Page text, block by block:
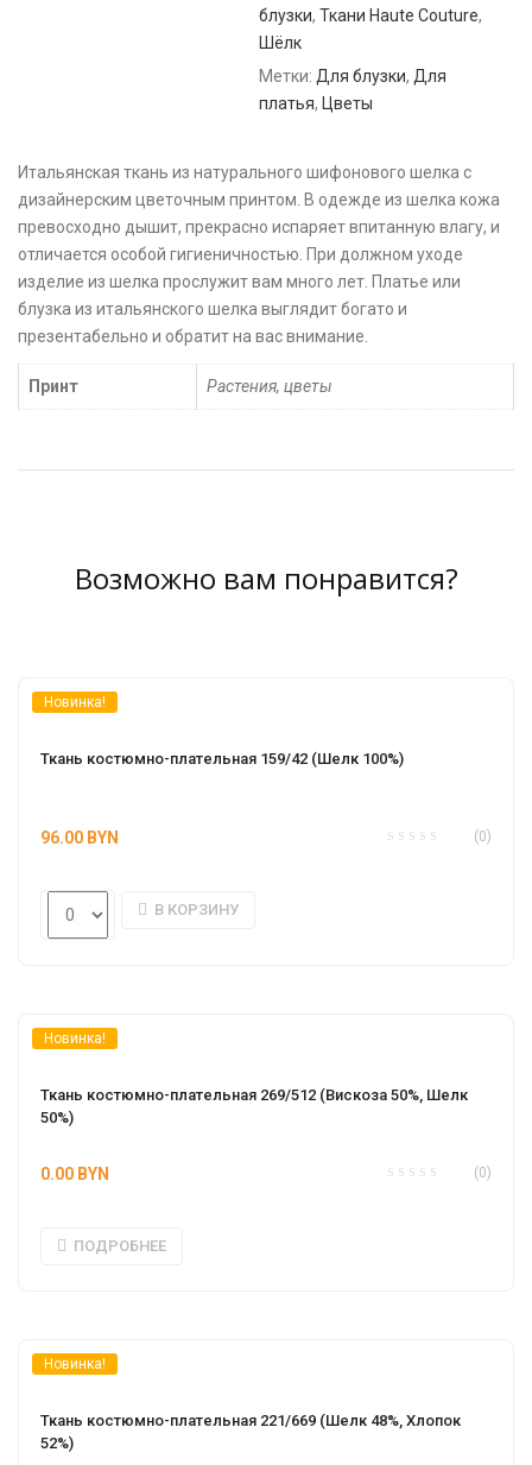
блузки,Ткани Haute Couture,
Шёлк
Метки: Для блузки, Для
платья,Цветы
Итальянская ткань из натурального шифонового шелка с
дизайнерским цветочным принтом. В одежде из шелка кожа
превосходно дышит, прекрасно испаряет впитанную влагу, и
отличается особой гигиеничностью. При должном уходе
изделие из шелка прослужит вам много лет. Платье или
блузка из итальянского шелка выглядит богато и
презентабельно и обратит на вас внимание.
Принт Растения, цветы
Возможно вам понравится?
Новинка!
Ткань костюмно-плательная 159/42 (Шелк 100%)
(0)
96.00 BYN
В КОРЗИНУ
Новинка!
Ткань костюмно-плательная 269/512 (Вискоза 50%, Шелк
50%)
(0)
0.00 BYN
ПОДРОБНЕЕ
Новинка!
Ткань костюмно-плательная 221/669 (Шелк 48%, Хлопок
52%)